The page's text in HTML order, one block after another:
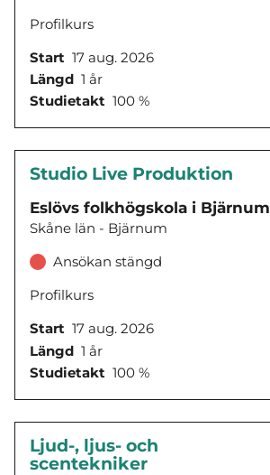
Profilkurs
Start 17 aug. 2026
Längd 1 år
Studietakt 100 %
Studio Live Produktion
Eslövs folkhögskola i Bjärnum
Skåne län - Bjärnum
Ansökan stängd
Profilkurs
Start 17 aug. 2026
Längd 1 år
Studietakt 100 %
Ljud-, ljus- och
scentekniker